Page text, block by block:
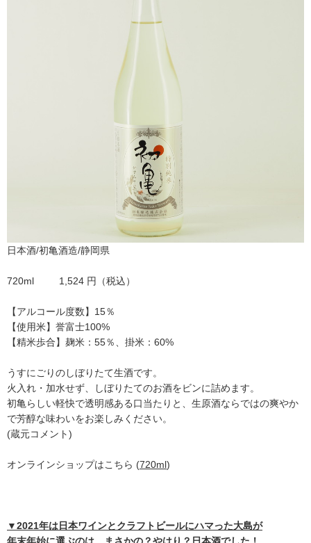
日本酒/初亀酒造/静岡県
720ml 1,524 円（税込）
【アルコール度数】15％
【使用米】誉富士100%
【精米歩合】麹米：55％、掛米：60%
うすにごりのしぼりたて生酒です。
火入れ・加水せず、しぼりたてのお酒をビンに詰めます。
初亀らしい軽快で透明感ある口当たりと、生原酒ならではの爽やか
で芳醇な味わいをお楽しみください。
(蔵元コメント)
オンラインショップはこちら (720ml)
▼2021年は日本ワインとクラフトビールにハマった大島が